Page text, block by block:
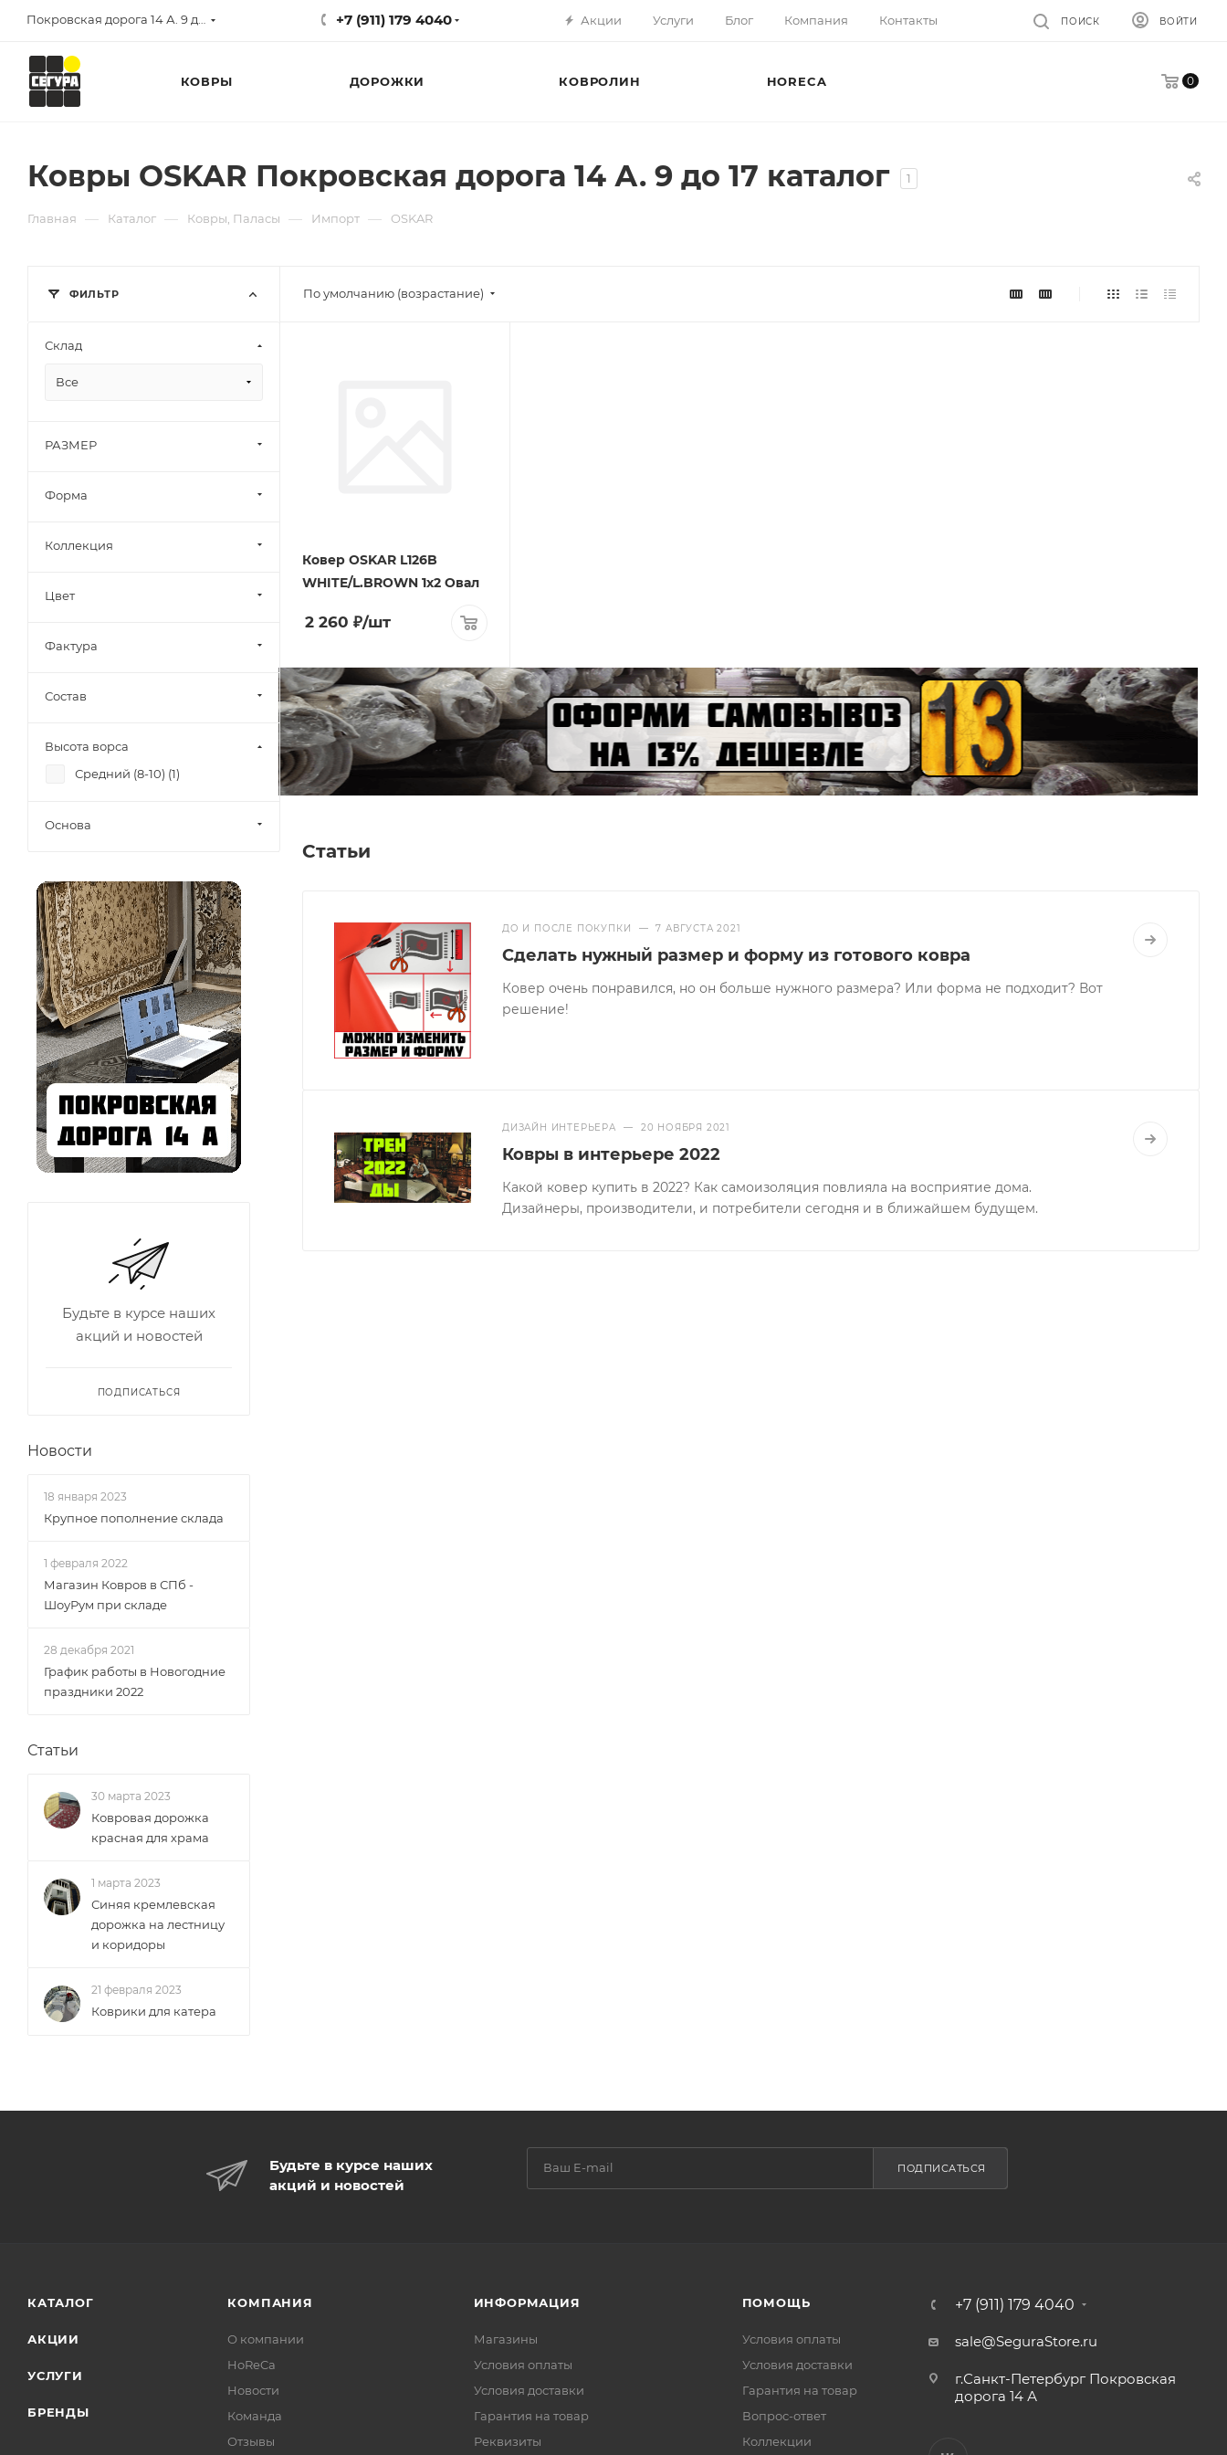
+7 (911) 179 4040 Акции Услуги Блог Компания Контакты ВОЙТИ
ПОИСК
0
КОВРЫ ДОРОЖКИ КОВРОЛИН HORECA
Ковры OSKAR Покровская дорога 14 А. 9 до 17 каталог 1
Главная — Каталог — Ковры, Паласы — Импорт — OSKAR
По умолчанию (возрастание)
Ковер OSKAR L126B
WHITE/L.BROWN 1x2 Овал
2 260 ₽/шт
Статьи
ДО И ПОСЛЕ ПОКУПКИ — 7 АВГУСТА 2021
Сделать нужный размер и форму из готового ковра
Ковер очень понравился, но он больше нужного размера? Или форма не подходит? Вот
решение!
ДИЗАЙН ИНТЕРЬЕРА — 20 НОЯБРЯ 2021
Ковры в интерьере 2022
Какой ковер купить в 2022? Как самоизоляция повлияла на восприятие дома.
Дизайнеры, производители, и потребители сегодня и в ближайшем будущем.
ФИЛЬТР
Склад
Все
РАЗМЕР
Форма
Коллекция
Цвет
Фактура
Состав
Высота ворса
Средний (8-10) (1)
Основа
Будьте в курсе наших
акций и новостей
ПОДПИСАТЬСЯ
Новости
18 января 2023
Крупное пополнение склада
1 февраля 2022
Магазин Ковров в СПб -
ШоуРум при складе
28 декабря 2021
График работы в Новогодние
праздники 2022
Статьи
30 марта 2023
Ковровая дорожка
красная для храма
1 марта 2023
Синяя кремлевская
дорожка на лестницу
и коридоры
21 февраля 2023
Коврики для катера
Будьте в курсе наших
акций и новостей
ПОДПИСАТЬСЯ
КАТАЛОГ
АКЦИИ
УСЛУГИ
БРЕНДЫ
КОМПАНИЯ
О компании
HoReCa
Новости
Команда
Отзывы
ИНФОРМАЦИЯ
Магазины
Условия оплаты
Условия доставки
Гарантия на товар
Реквизиты
ПОМОЩЬ
Условия оплаты
Условия доставки
Гарантия на товар
Вопрос-ответ
Коллекции
+7 (911) 179 4040
sale@SeguraStore.ru
г.Санкт-Петербург Покровская
дорога 14 А